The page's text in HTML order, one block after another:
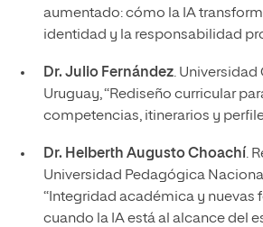
aumentado: cómo la IA
identidad y la responsabilidad
Dr. Julio Fernández. Universidad
Uruguay, “Rediseño curricular
competencias, itinerarios y
Dr. Helberth Augusto Choachí.
Universidad Pedagógica
“Integridad académica y nuevas
cuando la IA está al alcance del